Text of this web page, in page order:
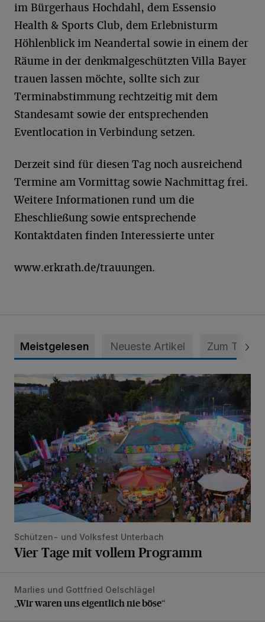
im Bürgerhaus Hochdahl, dem Essensio
Health & Sports Club, dem Erlebnisturm
Höhlenblick im Neandertal sowie in einem der
Räume in der denkmalgeschützten Villa Bayer
trauen lassen möchte, sollte sich zur
Terminabstimmung rechtzeitig mit dem
Standesamt sowie der entsprechenden
Eventlocation in Verbindung setzen.
Derzeit sind für diesen Tag noch ausreichend
Termine am Vormittag sowie Nachmittag frei.
Weitere Informationen rund um die
Eheschließung sowie entsprechende
Kontaktdaten finden Interessierte unter
www.erkrath.de/trauungen.
Meistgelesen Neueste Artikel Zum Thema
Vier Tage mit vollem Programm
Schützen- und Volksfest Unterbach
Vier Tage mit vollem Programm
„Wir waren uns eigentlich nie böse“
Marlies und Gottfried Oelschlägel
„Wir waren uns eigentlich nie böse“